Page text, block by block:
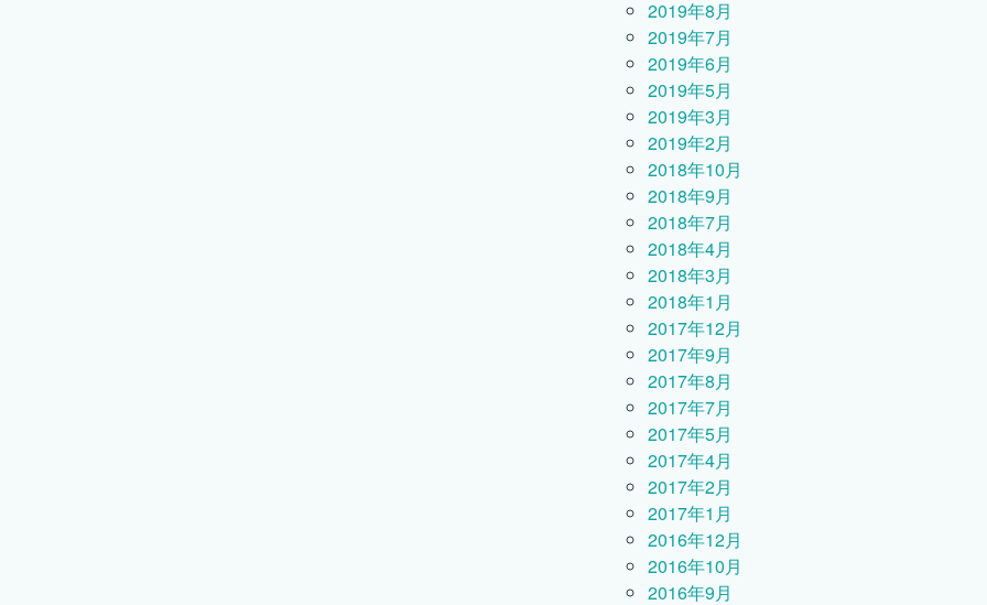
2019年8月
2019年7月
2019年6月
2019年5月
2019年3月
2019年2月
2018年10月
2018年9月
2018年7月
2018年4月
2018年3月
2018年1月
2017年12月
2017年9月
2017年8月
2017年7月
2017年5月
2017年4月
2017年2月
2017年1月
2016年12月
2016年10月
2016年9月